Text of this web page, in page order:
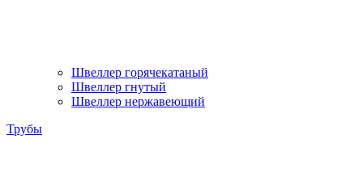
Швеллер горячекатаный
Швеллер гнутый
Швеллер нержавеющий
Трубы